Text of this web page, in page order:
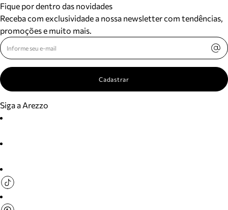
Fique por dentro das novidades
Receba com exclusividade a nossa newsletter com tendências,
promoções e muito mais.
Cadastrar
Siga a Arezzo